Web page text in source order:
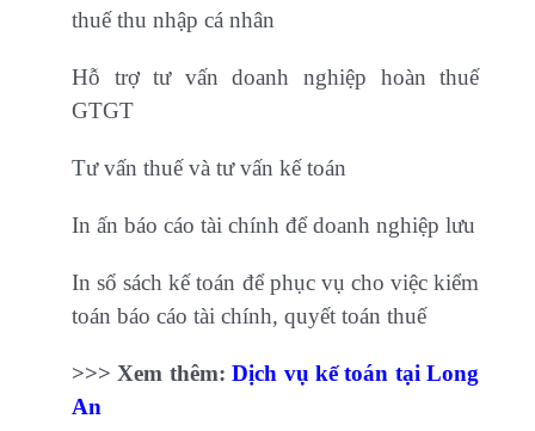
thuế thu nhập cá nhân
Hỗ trợ tư vấn doanh nghiệp hoàn thuế
GTGT
Tư vấn thuế và tư vấn kế toán
In ấn báo cáo tài chính để doanh nghiệp lưu
In sổ sách kế toán để phục vụ cho việc kiểm
toán báo cáo tài chính, quyết toán thuế
>>> Xem thêm:Dịch vụ kế toán tại Long
An